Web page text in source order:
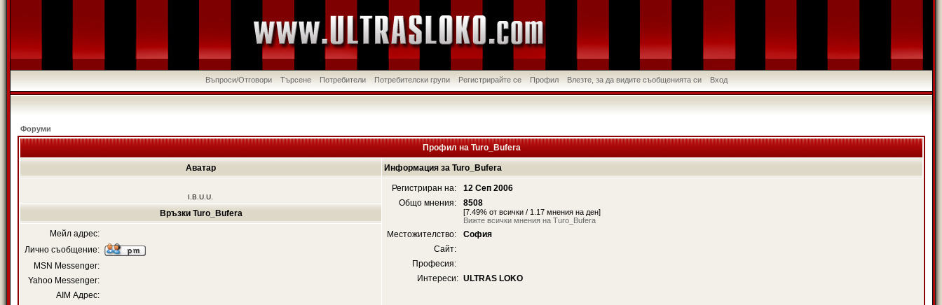
Въпроси/Отговори Търсене Потребители Потребителски групи Регистрирайте се Профил Влезте, за да видите съобщенията си Вход
Форуми
Профил на Turo_Bufera
Аватар Информация за Turo_Bufera
I.B.U.U.
Регистриран на:
12 Сеп 2006
Общо мнения:
8508
[7.49% от всички / 1.17 мнения на ден]
Вижте всички мнения на Turo_Bufera
Местожителство:
София
Сайт:
Професия:
Интереси: ULTRAS LOKO
Връзки Turo_Bufera
Мейл адрес:
Лично съобщение:
MSN Messenger:
Yahoo Messenger:
AIM Адрес: